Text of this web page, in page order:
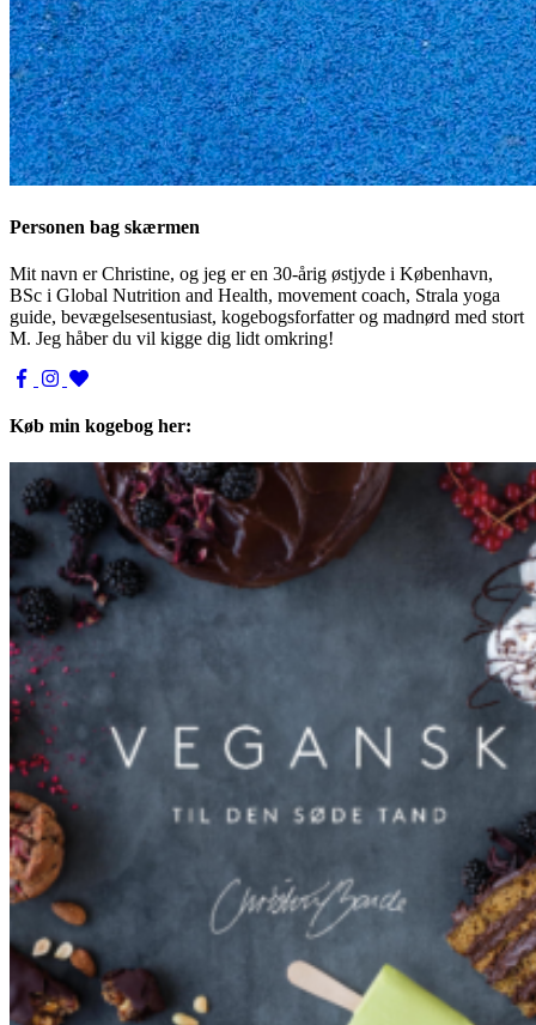
Personen bag skærmen
Mit navn er Christine, og jeg er en 30-årig østjyde i København,
BSc i Global Nutrition and Health, movement coach, Strala yoga
guide, bevægelsesentusiast, kogebogsforfatter og madnørd med stort
M. Jeg håber du vil kigge dig lidt omkring!
Køb min kogebog her: